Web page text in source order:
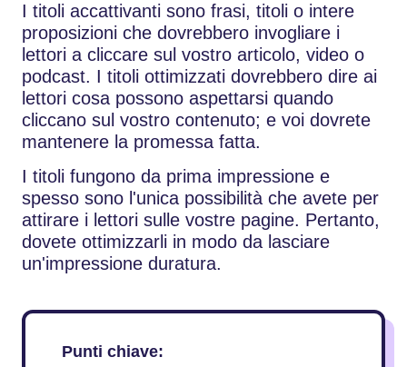
I titoli accattivanti sono frasi, titoli o intere
proposizioni che dovrebbero invogliare i
lettori a cliccare sul vostro articolo, video o
podcast. I titoli ottimizzati dovrebbero dire ai
lettori cosa possono aspettarsi quando
cliccano sul vostro contenuto; e voi dovrete
mantenere la promessa fatta.
I titoli fungono da prima impressione e
spesso sono l'unica possibilità che avete per
attirare i lettori sulle vostre pagine. Pertanto,
dovete ottimizzarli in modo da lasciare
un'impressione duratura.
Punti chiave: